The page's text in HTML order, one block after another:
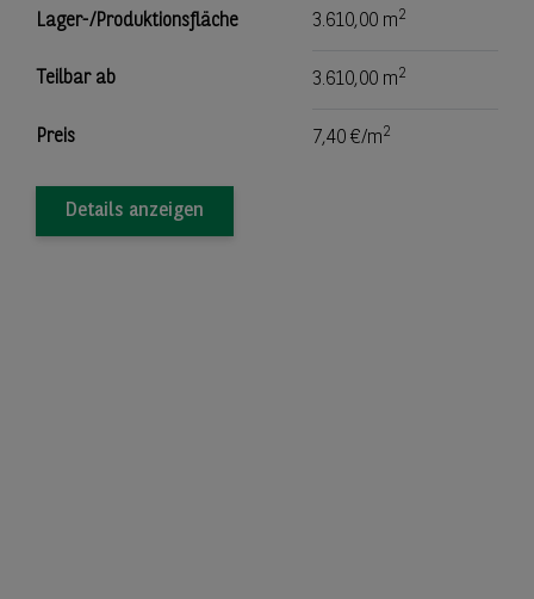
Lager-/Produktionsfläche 3.610,00 m2
Teilbar ab 3.610,00 m2
Preis 7,40 €/m2
Details anzeigen